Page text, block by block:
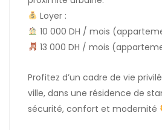
Loyer :
10 000 DH / mois
13 000 DH / mois
Profitez d’un cadre de vie
ville, dans une résidence de
sécurité, confort et modernité